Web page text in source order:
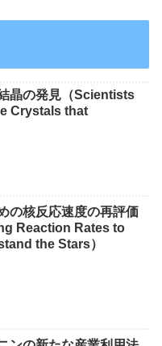
晶の発見（Scientists
Crystals that
の核反応速度の再評価
Reaction Rates to
the Stars）